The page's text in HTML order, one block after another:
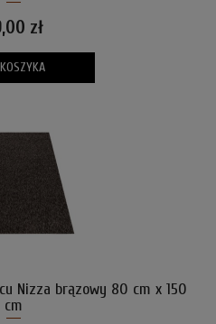
zł
Nizza brązowy 80 cm x 150
cm